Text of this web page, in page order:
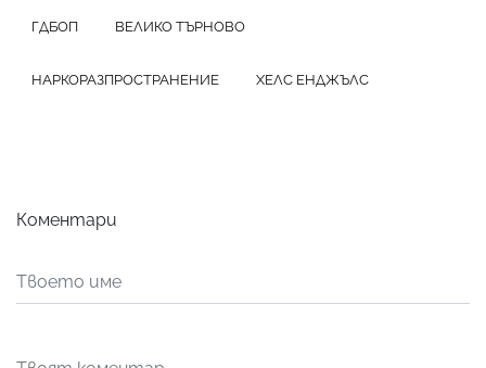
ГДБОП ВЕЛИКО ТЪРНОВО
НАРКОРАЗПРОСТРАНЕНИЕ ХЕЛС ЕНДЖЪЛС
Коментари